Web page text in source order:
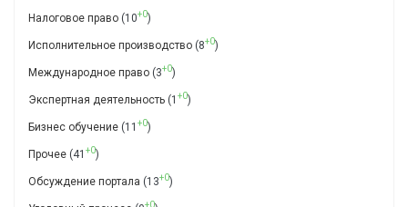
Налоговое право (10+0)
Исполнительное производство (8+0)
Международное право (3+0)
Экспертная деятельность (1 +0)
Бизнес обучение (11 +0)
Прочее (41 +0)
Обсуждение портала (13+0)
+0